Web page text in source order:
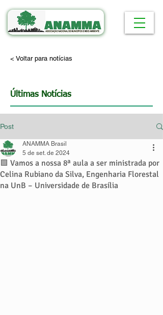
< Voltar para notícias
Últimas Notícias
Post
🟩 Vamos a nossa 8ª aula a ser ministrada por
Celina Rubiano da Silva, Engenharia Florestal
na UnB – Universidade de Brasília
ANAMMA Brasil
5 de set. de 2024